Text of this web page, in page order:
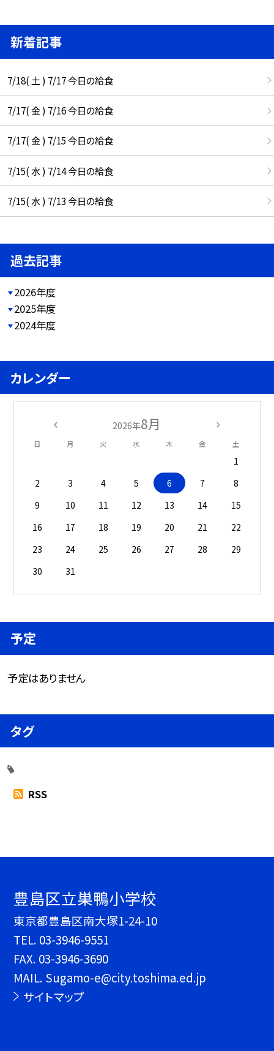
新着記事
7/18( 土 ) 7/17 今日の給食
7/17( 金 ) 7/16 今日の給食
7/17( 金 ) 7/15 今日の給食
7/15( 水 ) 7/14 今日の給食
7/15( 水 ) 7/13 今日の給食
過去記事
2026年度
2025年度
2024年度
カレンダー
2026年8月
日 月 火 水 木 金 土
1
2
3 4 5 6 7
8
9
10 11 12 13 14
15
16
17 18 19 20 21
22
23
24 25 26 27 28
29
30
31
予定
予定はありません
タグ
RSS
豊島区立巣鴨小学校
東京都豊島区南大塚1-24-10
TEL. 03-3946-9551
FAX. 03-3946-3690
MAIL. Sugamo-e@city.toshima.ed.jp
サイトマップ